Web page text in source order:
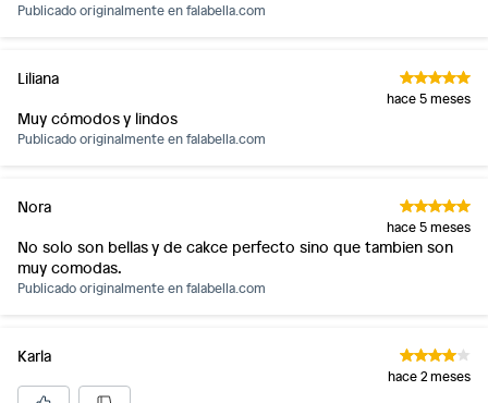
Publicado originalmente enfalabella.com
Liliana
hace 5 meses
Muy cómodos y lindos
Publicado originalmente enfalabella.com
Nora
hace 5 meses
No solo son bellas y de cakce perfecto sino que tambien son
muy comodas.
Publicado originalmente enfalabella.com
Karla
hace 2 meses